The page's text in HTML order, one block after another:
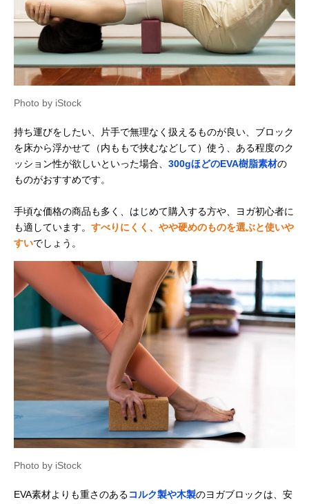
Photo by iStock
持ち運びをしたい、片手で無理なく扱えるものが良い、ブロック
を床から浮かせて（内ももで挟むなどして）使う、ある程度のク
ッション性が欲しいといった場合、 300gほどのEVA樹脂素材の
ものがおすすめです。
手頃な価格の商品も多く、はじめて購入する方や、ヨガ初心者に
も適しています。 すべりにくく、やや硬めのものを選ぶと使いや
すいでしょう。
Photo by iStock
EVA素材よりも重さのあるコルク製や木製のヨガブロックは、安